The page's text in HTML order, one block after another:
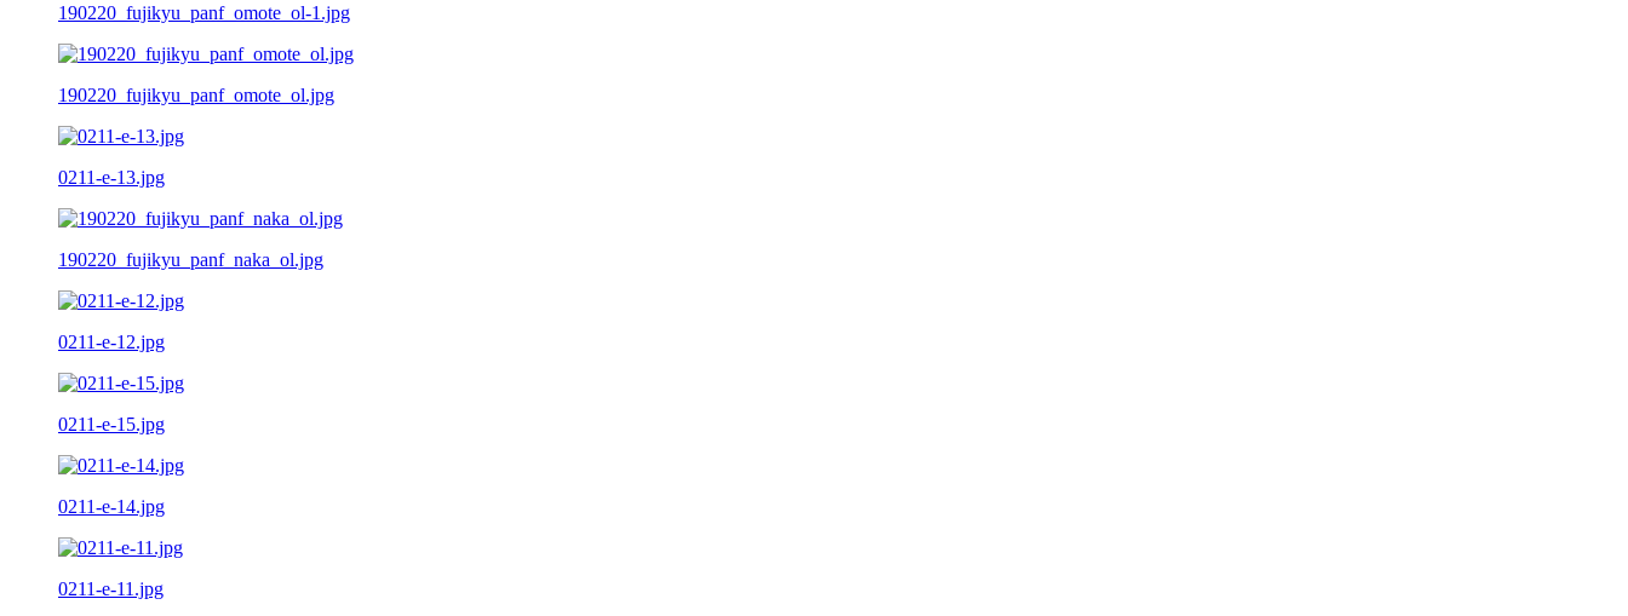
190220_fujikyu_panf_omote_ol-1.jpg
190220_fujikyu_panf_omote_ol.jpg
0211-e-13.jpg
190220_fujikyu_panf_naka_ol.jpg
0211-e-12.jpg
0211-e-15.jpg
0211-e-14.jpg
0211-e-11.jpg